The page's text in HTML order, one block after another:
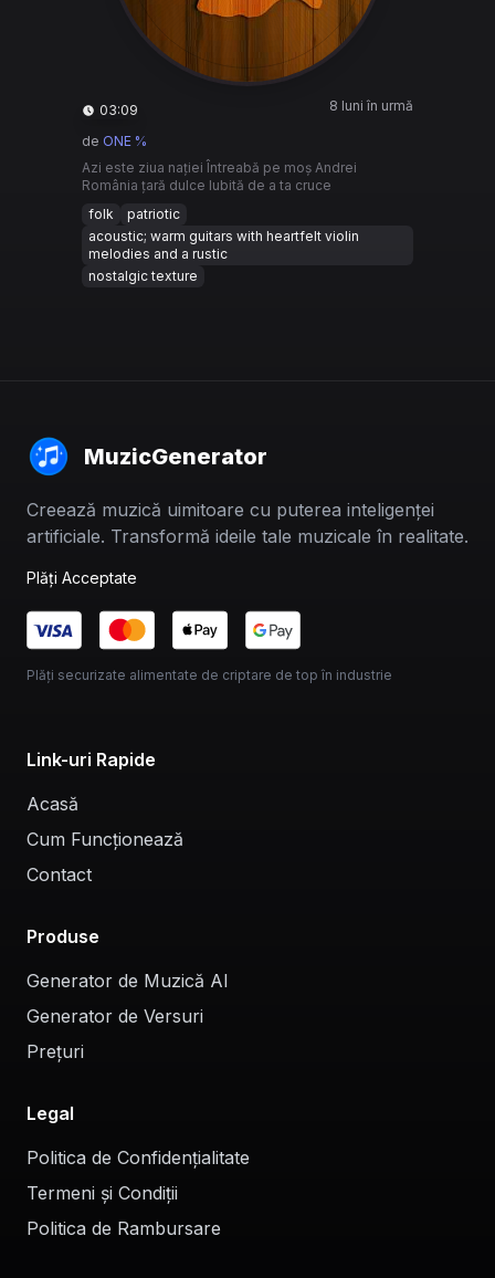
03:09 8 luni în urmă
de ONE %
Azi este ziua nației Întreabă pe moş Andrei
România țară dulce Iubită de a ta cruce
folk
patriotic
acoustic; warm guitars with heartfelt violin
melodies and a rustic
nostalgic texture
MuzicGenerator
Creează muzică uimitoare cu puterea inteligenței
artificiale. Transformă ideile tale muzicale în realitate.
Plăți Acceptate
Plăți securizate alimentate de criptare de top în industrie
Link-uri Rapide
Acasă
Cum Funcționează
Contact
Produse
Generator de Muzică AI
Generator de Versuri
Prețuri
Legal
Politica de Confidențialitate
Termeni și Condiții
Politica de Rambursare